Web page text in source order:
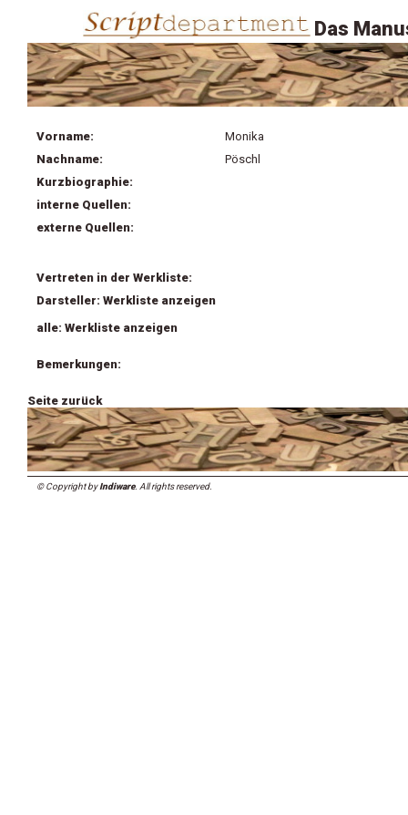
Das
Vorname:
Monika
Nachname:
Pöschl
Kurzbiographie:
interne Quellen:
externe Quellen:
Vertreten in der Werkliste:
Darsteller: Werkliste anzeigen
alle: Werkliste anzeigen
Bemerkungen:
Seite zurück
© Copyright byIndiware. All rights reserved.